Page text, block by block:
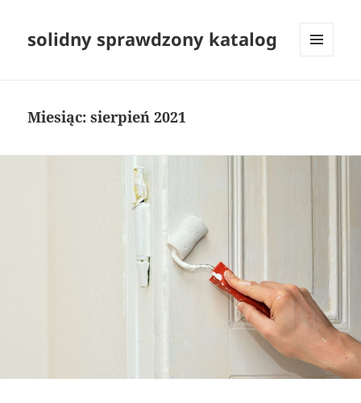
solidny sprawdzony katalog
Miesiąc:sierpień 2021